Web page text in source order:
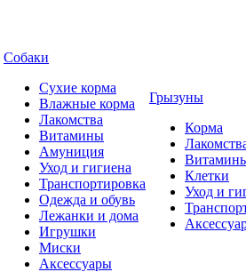
Собаки
Сухие корма
Влажные корма
Лакомства
Витамины
Амуниция
Уход и гигиена
Транспортировка
Одежда и обувь
Лежанки и дома
Игрушки
Миски
Аксессуары
Грызуны
Корма
Клетки
Уход и